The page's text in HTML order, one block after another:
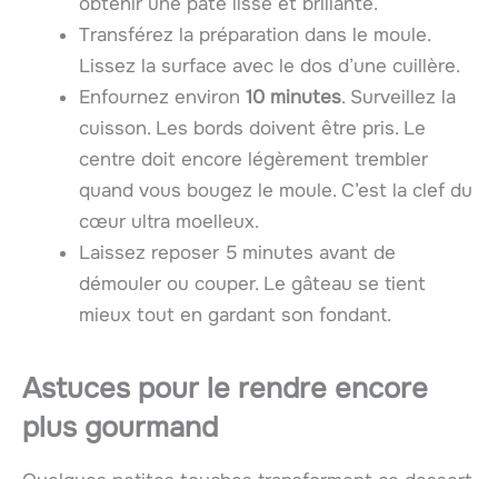
Transférez la préparation dans le moule.
Lissez la surface avec le dos d’une cuillère.
Enfournez environ 10 minutes. Surveillez la
cuisson. Les bords doivent être pris. Le
centre doit encore légèrement trembler
quand vous bougez le moule. C’est la clef du
cœur ultra moelleux.
Laissez reposer 5 minutes avant de
démouler ou couper. Le gâteau se tient
mieux tout en gardant son fondant.
Astuces pour le rendre encore
plus gourmand